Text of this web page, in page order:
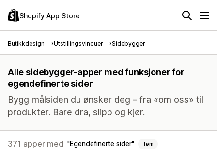
Shopify App Store
Butikkdesign Utstillingsvinduer Sidebygger
Alle sidebygger-apper med funksjoner for
egendefinerte sider
Bygg målsiden du ønsker deg – fra «om oss» til
produkter. Bare dra, slipp og kjør.
371 apper med Egendefinerte sider Tøm